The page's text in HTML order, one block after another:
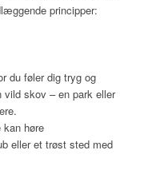
principper:
du føler dig tryg og
skov – en park eller
høre
eller et trøst sted med